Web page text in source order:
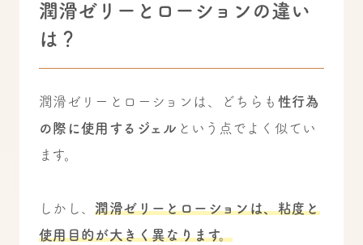
潤滑ゼリーとローションの違い
は？
潤滑ゼリーとローションは、どちらも 性行為
の際に使用するジェル という点でよく似てい
ます。
しかし、潤滑ゼリーとローションは、粘度と
使用目的が大きく異なります。